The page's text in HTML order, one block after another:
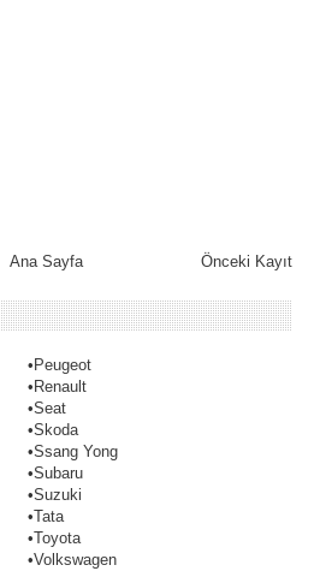
Önceki Kayıt
Ana Sayfa
• Peugeot
• Renault
•Seat
•Skoda
•Ssang Yong
•Subaru
•Suzuki
•Tata
•Toyota
•Volkswagen